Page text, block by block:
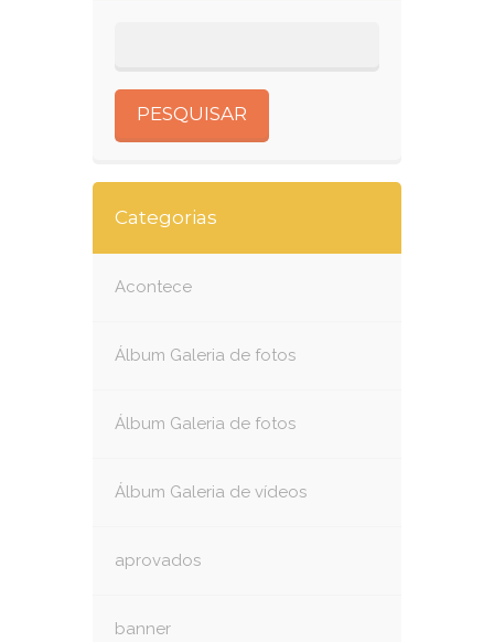
Categorias
Acontece
Álbum Galeria de fotos
Álbum Galeria de fotos
Álbum Galeria de vídeos
aprovados
banner